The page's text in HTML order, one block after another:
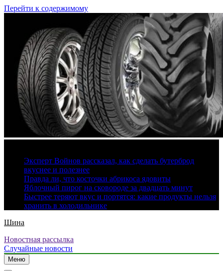
Перейти к содержимому
Эксперт Войнов рассказал, как сделать бутерброд
вкуснее и полезнее
Правда ли, что косточки абрикоса ядовиты
Яблочный пирог на сковороде за двадцать минут
Быстрее теряют вкус и портятся: какие продукты нельзя
хранить в холодильнике
Шина
Новостная рассылка
Случайные новости
Меню